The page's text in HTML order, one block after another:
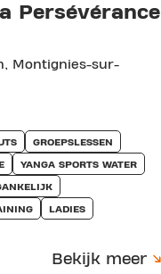
Persévérance
Montignies-sur-
GROEPSLESSEN
YANGA SPORTS WATER
LADIES
Bekijk meer